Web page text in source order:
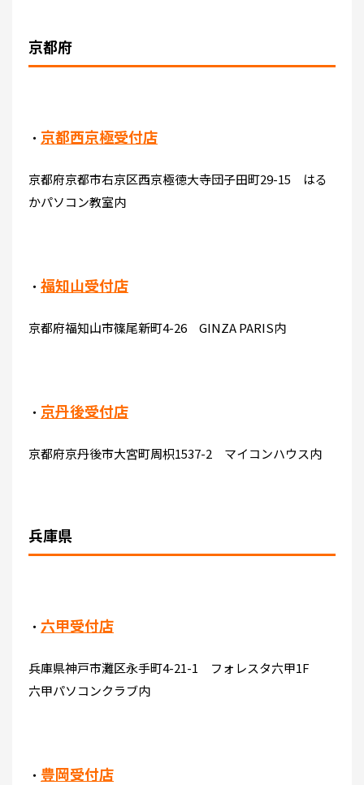
京都府
・ 京都西京極受付店
京都府京都市右京区西京極徳大寺団子田町29-15 はる
かパソコン教室内
・ 福知山受付店
京都府福知山市篠尾新町4-26 GINZA PARIS内
・ 京丹後受付店
京都府京丹後市大宮町周枳1537-2 マイコンハウス内
兵庫県
・ 六甲受付店
兵庫県神戸市灘区永手町4-21-1 フォレスタ六甲1F
六甲パソコンクラブ内
・ 豊岡受付店